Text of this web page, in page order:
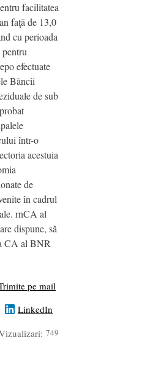
facilitatea
faţă de 13,0
cu perioada
efectuate
Băncii
de sub
într-o
acestuia
de
în cadrul
rnCA al
dispune, să
CA al BNR
pe mail
LinkedIn
749